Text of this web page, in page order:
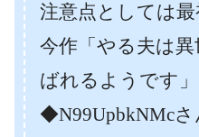
注意点としては
今作「やる夫は
ばれるようです
◆N99UpbkNMcさ